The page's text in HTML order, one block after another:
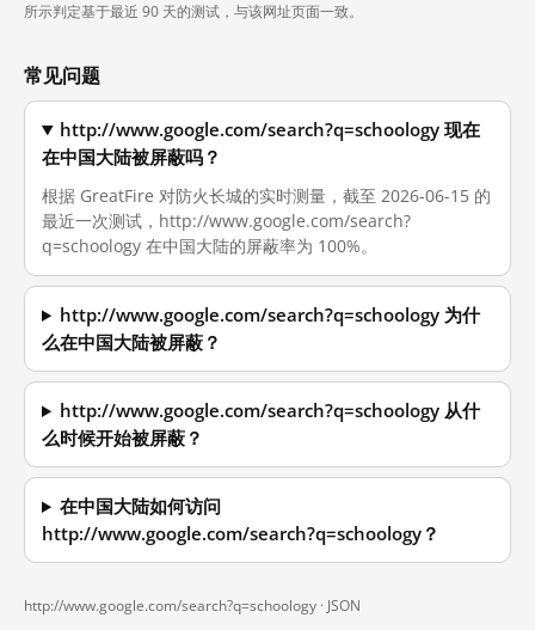
所示判定基于最近 90 天的测试，与该网址页面一致。
常见问题
http://www.google.com/search?q=schoology 现在
在中国大陆被屏蔽吗？
根据 GreatFire 对防火长城的实时测量，截至 2026-06-15 的
最近一次测试，http://www.google.com/search?
q=schoology 在中国大陆的屏蔽率为 100%。
http://www.google.com/search?q=schoology 为什
么在中国大陆被屏蔽？
http://www.google.com/search?q=schoology 从什
么时候开始被屏蔽？
在中国大陆如何访问
http://www.google.com/search?q=schoology？
http://www.google.com/search?q=schoology · JSON